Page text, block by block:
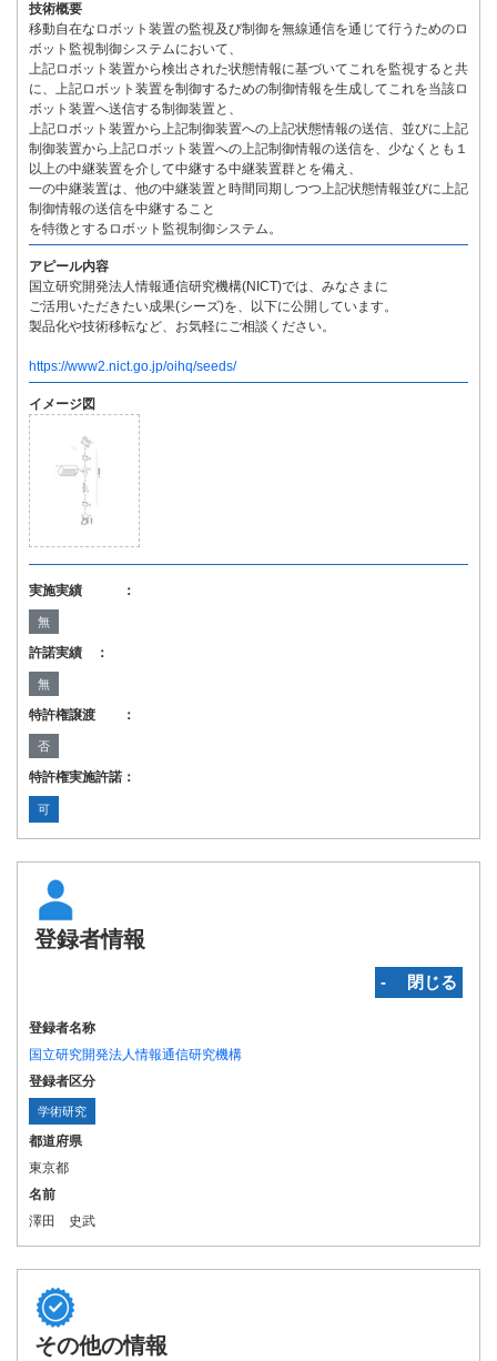
技術概要
移動自在なロボット装置の監視及び制御を無線通信を通じて行うためのロ
ボット監視制御システムにおいて、
上記ロボット装置から検出された状態情報に基づいてこれを監視すると共
に、上記ロボット装置を制御するための制御情報を生成してこれを当該ロ
ボット装置へ送信する制御装置と、
上記ロボット装置から上記制御装置への上記状態情報の送信、並びに上記
制御装置から上記ロボット装置への上記制御情報の送信を、少なくとも１
以上の中継装置を介して中継する中継装置群とを備え、
一の中継装置は、他の中継装置と時間同期しつつ上記状態情報並びに上記
制御情報の送信を中継すること
を特徴とするロボット監視制御システム。
アピール内容
国立研究開発法人情報通信研究機構(NICT)では、みなさまに
ご活用いただきたい成果(シーズ)を、以下に公開しています。
製品化や技術移転など、お気軽にご相談ください。
https://www2.nict.go.jp/oihq/seeds/
イメージ図
実施実績 ：
無
許諾実績 ：
無
特許権譲渡 ：
否
特許権実施許諾：
可
登録者情報
‐ 閉じる
登録者名称
国立研究開発法人情報通信研究機構
登録者区分
学術研究
都道府県
東京都
名前
澤田 史武
その他の情報